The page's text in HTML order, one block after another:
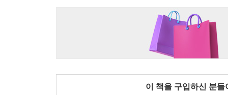
이 책을 구입하신 분